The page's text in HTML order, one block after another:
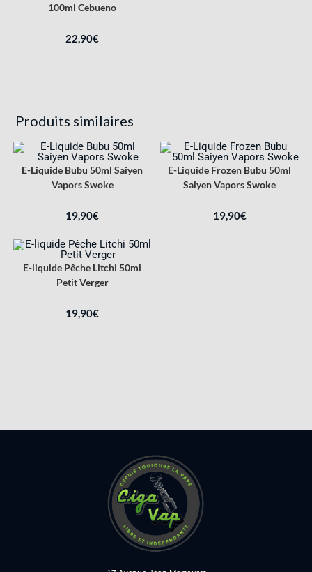
100ml Cebueno
22,90€
Produits similaires
E-Liquide Bubu 50ml Saiyen
Vapors Swoke
19,90€
E-Liquide Frozen Bubu 50ml
Saiyen Vapors Swoke
19,90€
E-liquide Pêche Litchi 50ml
Petit Verger
19,90€